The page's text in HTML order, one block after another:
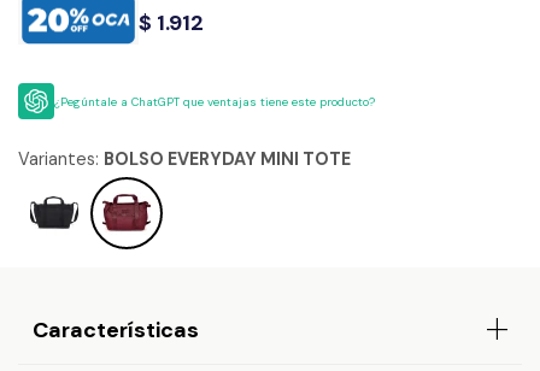
$ 1.912
¿Pegúntale a ChatGPT que ventajas tiene este producto?
Variantes: BOLSO EVERYDAY MINI TOTE
Características